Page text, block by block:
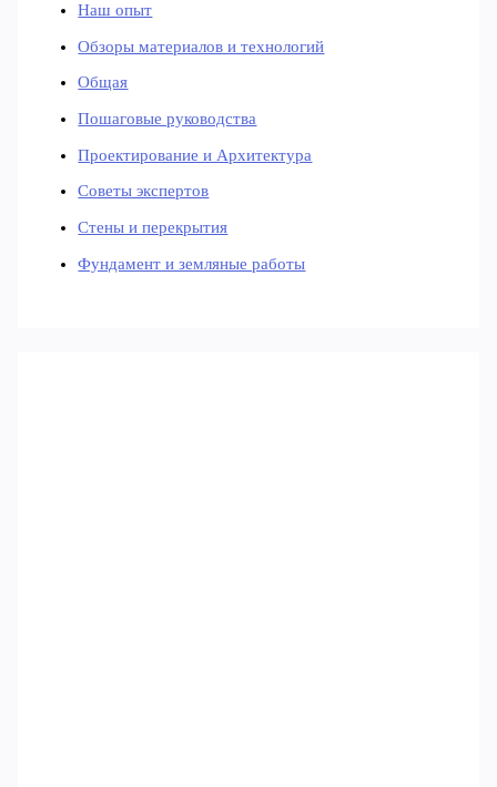
Наш опыт
Обзоры материалов и технологий
Общая
Пошаговые руководства
Проектирование и Архитектура
Советы экспертов
Стены и перекрытия
Фундамент и земляные работы